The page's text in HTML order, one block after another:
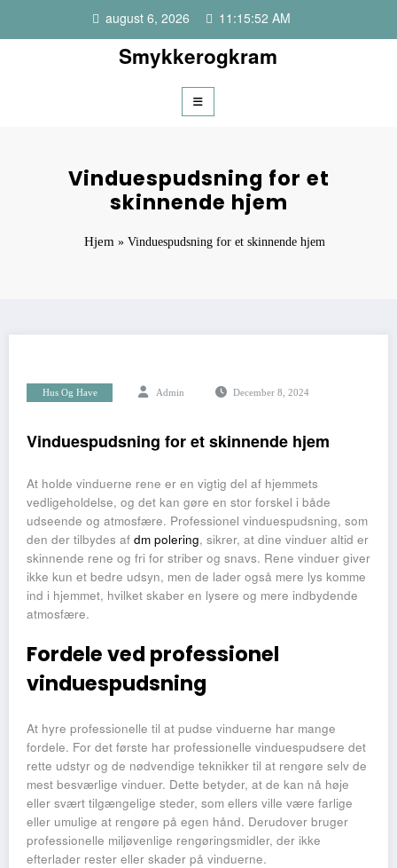
indhold
august 6, 2026 11:15:52 AM
Smykkerogkram
Vinduespudsning for et
skinnende hjem
Hjem» Vinduespudsning for et skinnende hjem
Hus Og Have Admin December 8, 2024
Vinduespudsning for et skinnende hjem
At holde vinduerne rene er en vigtig del af hjemmets
vedligeholdelse, og det kan gøre en stor forskel i både
udseende og atmosfære. Professionel vinduespudsning, som
den der tilbydes af dm polering, sikrer, at dine vinduer altid er
skinnende rene og fri for striber og snavs. Rene vinduer giver
ikke kun et bedre udsyn, men de lader også mere lys komme
ind i hjemmet, hvilket skaber en lysere og mere indbydende
atmosfære.
Fordele ved professionel
vinduespudsning
At hyre professionelle til at pudse vinduerne har mange
fordele. For det første har professionelle vinduespudsere det
rette udstyr og de nødvendige teknikker til at rengøre selv de
mest besværlige vinduer. Dette betyder, at de kan nå høje
eller svært tilgængelige steder, som ellers ville være farlige
eller umulige at rengøre på egen hånd. Derudover bruger
professionelle miljøvenlige rengøringsmidler, der ikke
efterlader rester eller skader på vinduerne.